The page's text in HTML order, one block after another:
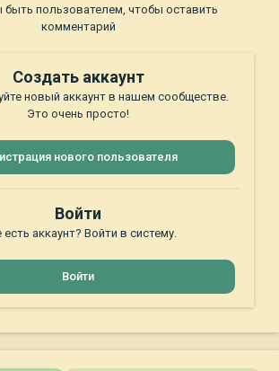
пользователем, чтобы оставить
комментарий
Создать аккаунт
новый аккаунт в нашем сообществе.
Это очень просто!
нового пользователя
Войти
есть аккаунт? Войти в систему.
Войти